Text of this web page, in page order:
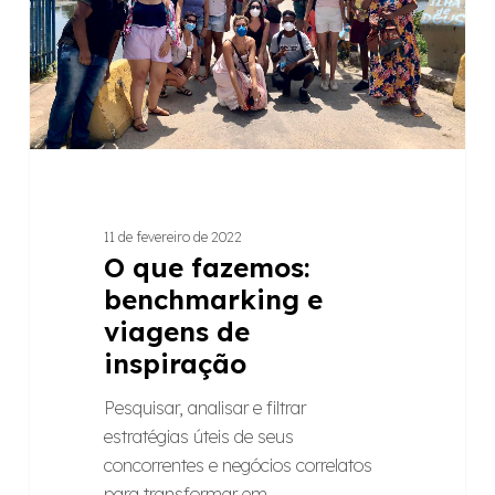
de
inspiração
11 de fevereiro de 2022
O que fazemos:
benchmarking e
viagens de
inspiração
Pesquisar, analisar e filtrar
estratégias úteis de seus
concorrentes e negócios correlatos